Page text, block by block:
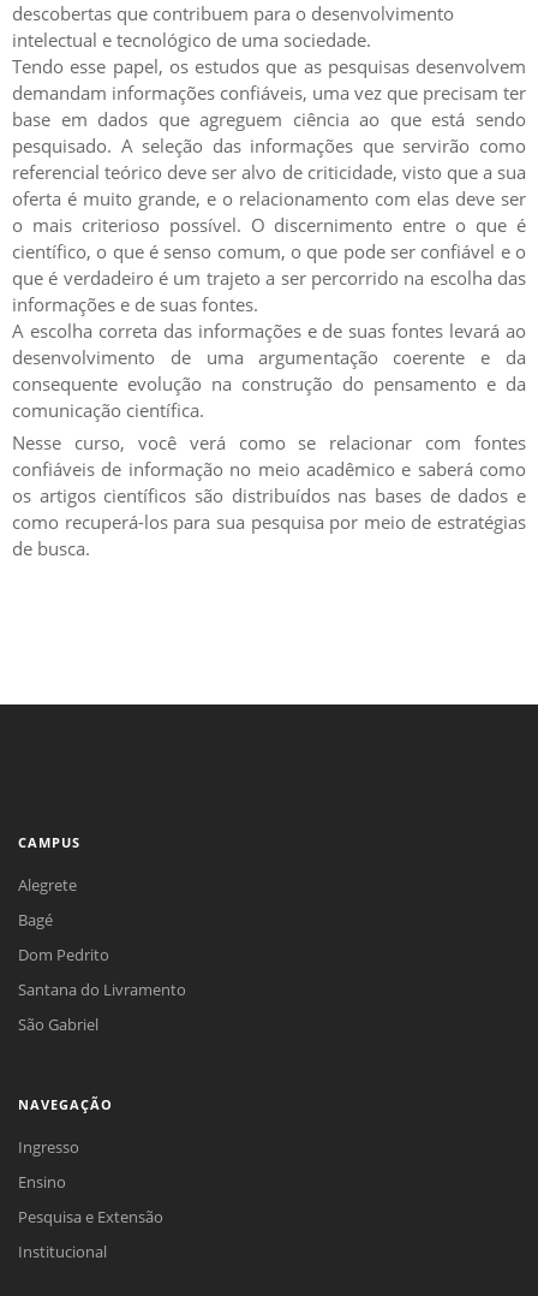
descobertas que contribuem para o desenvolvimento
intelectual e tecnológico de uma sociedade.
Tendo esse papel, os estudos que as pesquisas desenvolvem
demandam informações confiáveis, uma vez que precisam ter
base em dados que agreguem ciência ao que está sendo
pesquisado. A seleção das informações que servirão como
referencial teórico deve ser alvo de criticidade, visto que a sua
oferta é muito grande, e o relacionamento com elas deve ser
o mais criterioso possível. O discernimento entre o que é
científico, o que é senso comum, o que pode ser confiável e o
que é verdadeiro é um trajeto a ser percorrido na escolha das
informações e de suas fontes.
A escolha correta das informações e de suas fontes levará ao
desenvolvimento de uma argumentação coerente e da
consequente evolução na construção do pensamento e da
comunicação científica.
Nesse curso, você verá como se relacionar com fontes
confiáveis de informação no meio acadêmico e saberá como
os artigos científicos são distribuídos nas bases de dados e
como recuperá-los para sua pesquisa por meio de estratégias
de busca.
CAMPUS
Alegrete
Bagé
Dom Pedrito
Santana do Livramento
São Gabriel
NAVEGAÇÃO
Ingresso
Ensino
Pesquisa e Extensão
Institucional